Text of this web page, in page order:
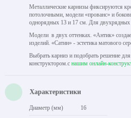
Металлические карнизы фиксируются
потолочными, модели «прованс» и
однорядных 13 и 17 см. Для
Модели в двух оттенках. «Антик»
изделий. «Сатин» - эстетика матового
Выбрать карниз и подобрать решение
конструктором.с нашим онлайн-
Характеристики
Диаметр (мм) 16